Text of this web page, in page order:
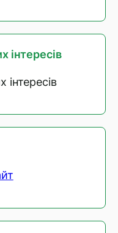
інтересів